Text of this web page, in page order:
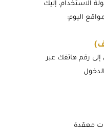
الاستخدام، إليك
اليوم:
رقم هاتفك عبر
معقدة